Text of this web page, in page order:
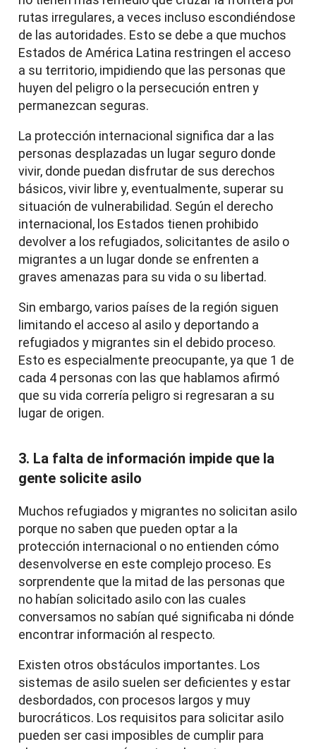
rutas irregulares, a veces incluso escondiéndose
de las autoridades. Esto se debe a que muchos
Estados de América Latina restringen el acceso
a su territorio, impidiendo que las personas que
huyen del peligro o la persecución entren y
permanezcan seguras.
La protección internacional significa dar a las
personas desplazadas un lugar seguro donde
vivir, donde puedan disfrutar de sus derechos
básicos, vivir libre y, eventualmente, superar su
situación de vulnerabilidad. Según el derecho
internacional, los Estados tienen prohibido
devolver a los refugiados, solicitantes de asilo o
migrantes a un lugar donde se enfrenten a
graves amenazas para su vida o su libertad.
Sin embargo, varios países de la región siguen
limitando el acceso al asilo y deportando a
refugiados y migrantes sin el debido proceso.
Esto es especialmente preocupante, ya que 1 de
cada 4 personas con las que hablamos afirmó
que su vida correría peligro si regresaran a su
lugar de origen.
3. La falta de información impide que la
gente solicite asilo
Muchos refugiados y migrantes no solicitan asilo
porque no saben que pueden optar a la
protección internacional o no entienden cómo
desenvolverse en este complejo proceso. Es
sorprendente que la mitad de las personas que
no habían solicitado asilo con las cuales
conversamos no sabían qué significaba ni dónde
encontrar información al respecto.
Existen otros obstáculos importantes. Los
sistemas de asilo suelen ser deficientes y estar
desbordados, con procesos largos y muy
burocráticos. Los requisitos para solicitar asilo
pueden ser casi imposibles de cumplir para